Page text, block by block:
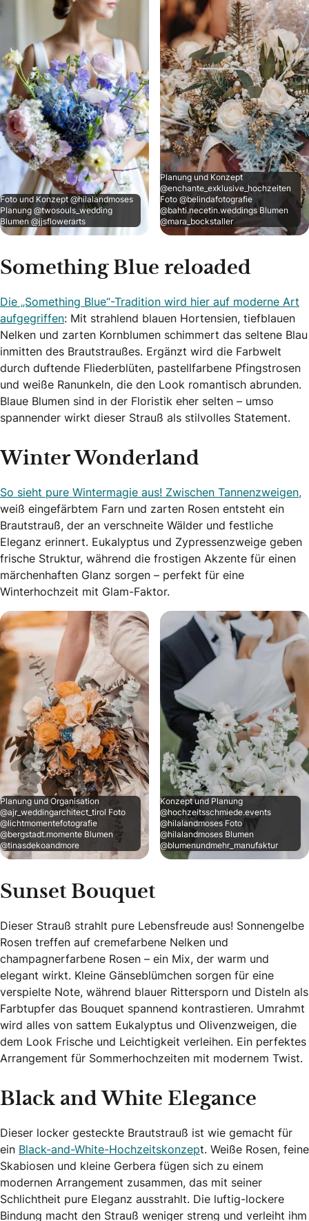
Foto und Konzept @hilalandmoses
Planung @twosouls_wedding
Blumen @jjsflowerarts
Planung und Konzept
@enchante_exklusive_hochzeiten
Foto @belindafotografie
@bahti.necetin.weddings Blumen
@mara_bockstaller
Something Blue reloaded
Die „Something Blue“-Tradition wird hier auf moderne Art
aufgegriffen: Mit strahlend blauen Hortensien, tiefblauen
Nelken und zarten Kornblumen schimmert das seltene Blau
inmitten des Brautstraußes. Ergänzt wird die Farbwelt
durch duftende Fliederblüten, pastellfarbene Pfingstrosen
und weiße Ranunkeln, die den Look romantisch abrunden.
Blaue Blumen sind in der Floristik eher selten – umso
spannender wirkt dieser Strauß als stilvolles Statement.
Winter Wonderland
So sieht pure Wintermagie aus! Zwischen Tannenzweigen,
weiß eingefärbtem Farn und zarten Rosen entsteht ein
Brautstrauß, der an verschneite Wälder und festliche
Eleganz erinnert. Eukalyptus und Zypressenzweige geben
frische Struktur, während die frostigen Akzente für einen
märchenhaften Glanz sorgen – perfekt für eine
Winterhochzeit mit Glam-Faktor.
Planung und Organisation
@ajr_weddingarchitect_tirol Foto
@lichtmomentefotografie
@bergstadt.momente Blumen
@tinasdekoandmore
Konzept und Planung
@hochzeitsschmiede.events
@hilalandmoses Foto
@hilalandmoses Blumen
@blumenundmehr_manufaktur
Sunset Bouquet
Dieser Strauß strahlt pure Lebensfreude aus! Sonnengelbe
Rosen treffen auf cremefarbene Nelken und
champagnerfarbene Rosen – ein Mix, der warm und
elegant wirkt. Kleine Gänseblümchen sorgen für eine
verspielte Note, während blauer Rittersporn und Disteln als
Farbtupfer das Bouquet spannend kontrastieren. Umrahmt
wird alles von sattem Eukalyptus und Olivenzweigen, die
dem Look Frische und Leichtigkeit verleihen. Ein perfektes
Arrangement für Sommerhochzeiten mit modernem Twist.
Black and White Elegance
Dieser locker gesteckte Brautstrauß ist wie gemacht für
ein Black-and-White-Hochzeitskonzept. Weiße Rosen, feine
Skabiosen und kleine Gerbera fügen sich zu einem
modernen Arrangement zusammen, das mit seiner
Schlichtheit pure Eleganz ausstrahlt. Die luftig-lockere
Bindung macht den Strauß weniger streng und verleiht ihm